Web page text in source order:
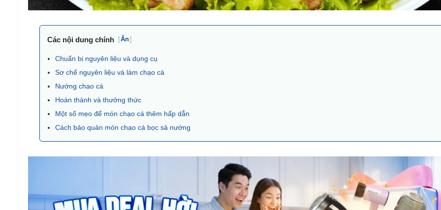
Các nội dung chính [Ẩn]
Chuẩn bị nguyên liệu và dụng cụ
Sơ chế nguyên liệu và làm chạo cá
Nướng chạo cá
Hoàn thành và thưởng thức
Một số mẹo để món chạo cá thêm hấp dẫn
Cách bảo quản món chạo cá bọc sả nướng